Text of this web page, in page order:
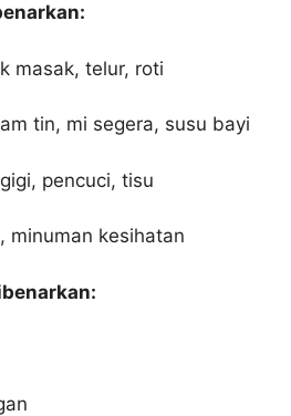
masak, telur, roti
tin, mi segera, susu bayi
pencuci, tisu
minuman kesihatan